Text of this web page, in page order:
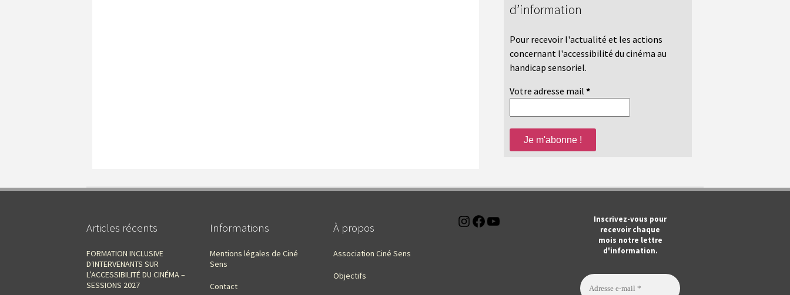
d’information
Pour recevoir l'actualité et les actions
concernant l'accessibilité du cinéma au
handicap sensoriel.
Votre adresse mail *
Articles récents
FORMATION INCLUSIVE
D‘INTERVENANTS SUR
L’ACCESSIBILITÉ DU CINÉMA –
SESSIONS 2027
Informations
Mentions légales de Ciné
Sens
Contact
À propos
Association Ciné Sens
Objectifs
Instagram
Facebook
Inscrivez-vous pour
recevoir chaque
mois notre lettre
d'information.